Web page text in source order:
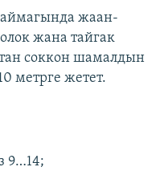
жаан-
жана тайгак
соккон шамалдын
метрге жетет.
9…14;